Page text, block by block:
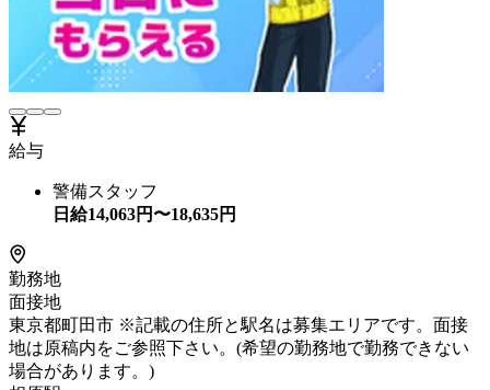
給与
警備スタッフ
日給14,063円〜18,635円
勤務地
面接地
東京都町田市 ※記載の住所と駅名は募集エリアです。面接
地は原稿内をご参照下さい。(希望の勤務地で勤務できない
場合があります。)